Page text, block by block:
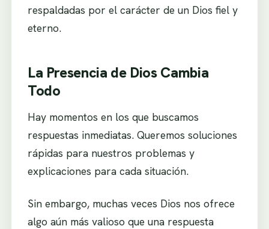
respaldadas por el carácter de un Dios fiel y
eterno.
La Presencia de Dios Cambia
Todo
Hay momentos en los que buscamos
respuestas inmediatas. Queremos soluciones
rápidas para nuestros problemas y
explicaciones para cada situación.
Sin embargo, muchas veces Dios nos ofrece
algo aún más valioso que una respuesta